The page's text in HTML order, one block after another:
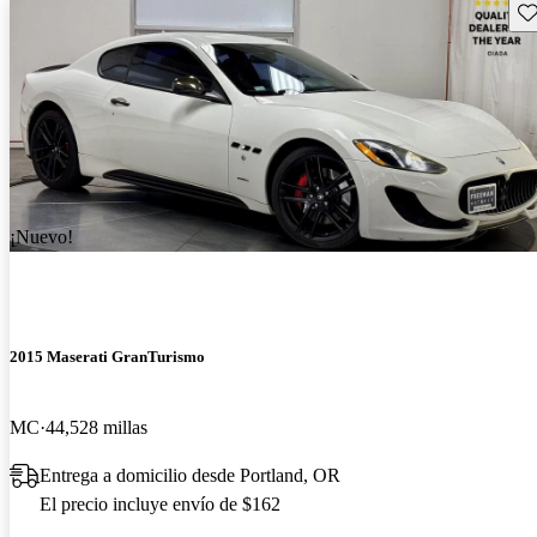
¡Nuevo!
2015 Maserati GranTurismo
MC 44,528 millas
Entrega a domicilio desde Portland, OR
El precio incluye envío de $162